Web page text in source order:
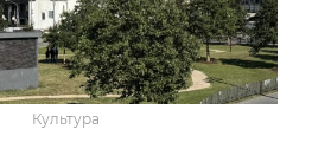
Культура